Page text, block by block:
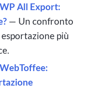
All Export:
— Un confronto
più